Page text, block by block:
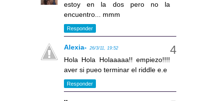
estoy en la dos pero no la
encuentro... mmm
Responder
Alexia- 26/3/11, 19:52
Hola Hola Holaaaaa!! empiezo!!!!
aver si pueo terminar el riddle e.e
Responder